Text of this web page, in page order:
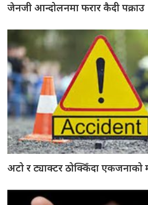
जेनजी आन्दोलनमा फरार कैदी पक्राउ
अटो र ट्याक्टर ठोक्किँदा एकजनाको